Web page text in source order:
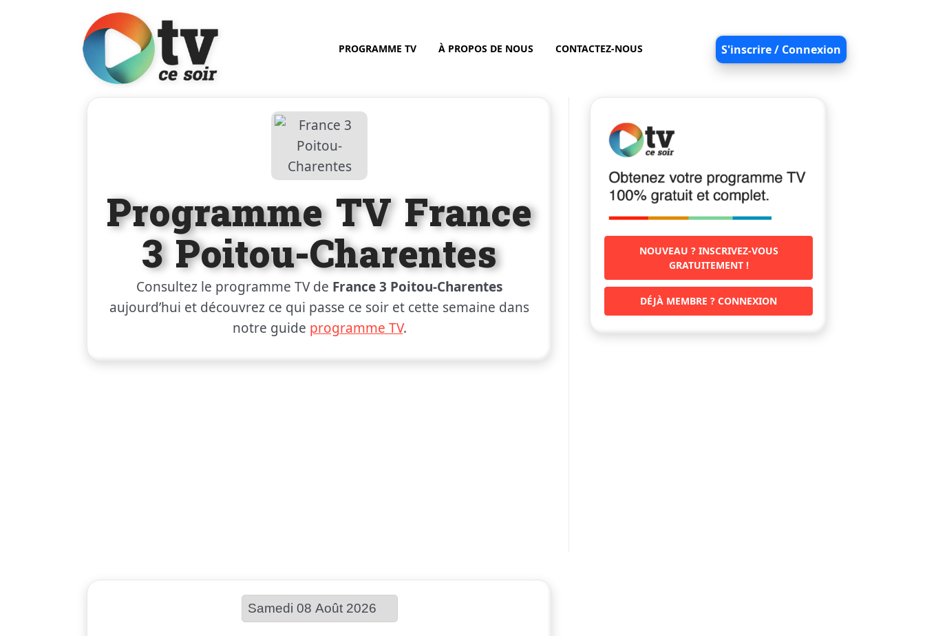
PROGRAMME TV À PROPOS DE NOUS CONTACTEZ-NOUS S'inscrire / Connexion
Programme TV France
3 Poitou-Charentes
Consultez le programme TV de France 3 Poitou-Charentes
aujourd’hui et découvrez ce qui passe ce soir et cette semaine dans
notre guide programme TV.
Choisir une date :
NOUVEAU ? INSCRIVEZ-VOUS
GRATUITEMENT !
DÉJÀ MEMBRE ? CONNEXION